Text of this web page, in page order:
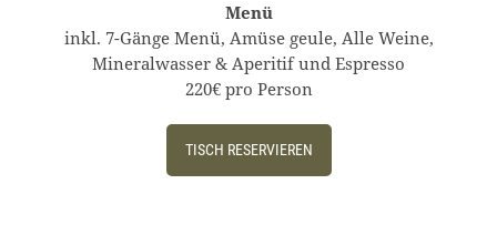
Menü
inkl. 7-Gänge Menü, Amüse geule, Alle Weine,
Mineralwasser & Aperitif und Espresso
220€ pro Person
TISCH RESERVIEREN